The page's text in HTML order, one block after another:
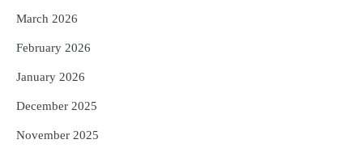
5
March 2026
February 2026
January 2026
December 2025
November 2025